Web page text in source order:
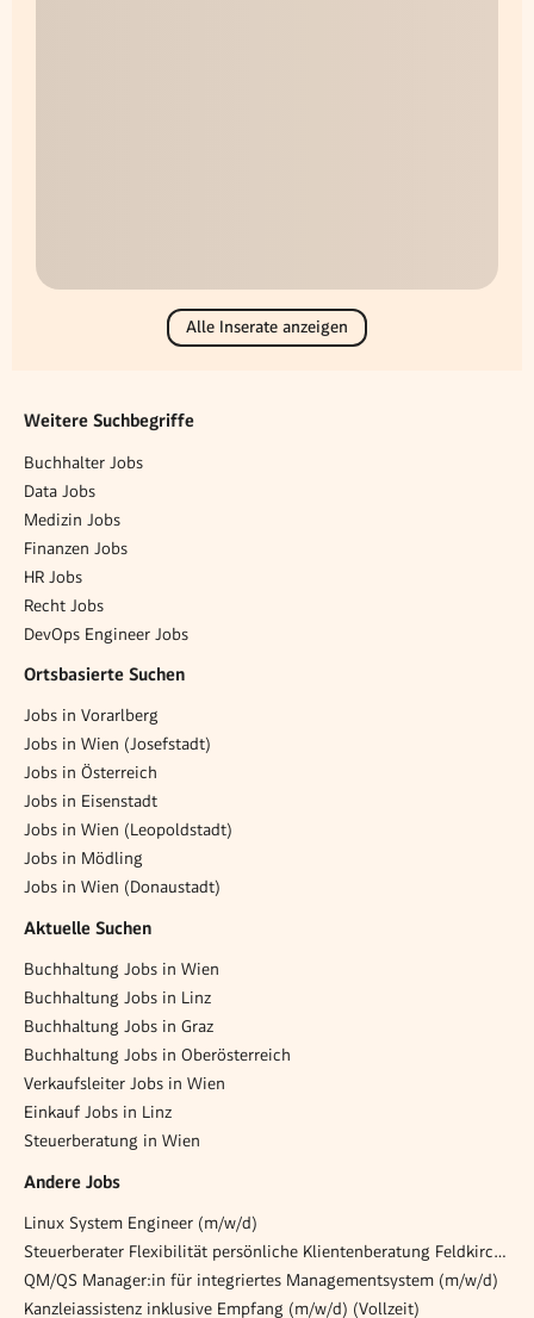
Alle Inserate anzeigen
Weitere Suchbegriffe
Buchhalter Jobs
Data Jobs
Medizin Jobs
Finanzen Jobs
HR Jobs
Recht Jobs
DevOps Engineer Jobs
Ortsbasierte Suchen
Jobs in Vorarlberg
Jobs in Wien (Josefstadt)
Jobs in Österreich
Jobs in Eisenstadt
Jobs in Wien (Leopoldstadt)
Jobs in Mödling
Jobs in Wien (Donaustadt)
Aktuelle Suchen
Buchhaltung Jobs in Wien
Buchhaltung Jobs in Linz
Buchhaltung Jobs in Graz
Buchhaltung Jobs in Oberösterreich
Verkaufsleiter Jobs in Wien
Einkauf Jobs in Linz
Steuerberatung in Wien
Andere Jobs
Linux System Engineer (m/w/d)
Steuerberater Flexibilität persönliche Klientenberatung Feldkirch (m/w/d)
QM/QS Manager:in für integriertes Managementsystem (m/w/d)
Kanzleiassistenz inklusive Empfang (m/w/d) (Vollzeit)